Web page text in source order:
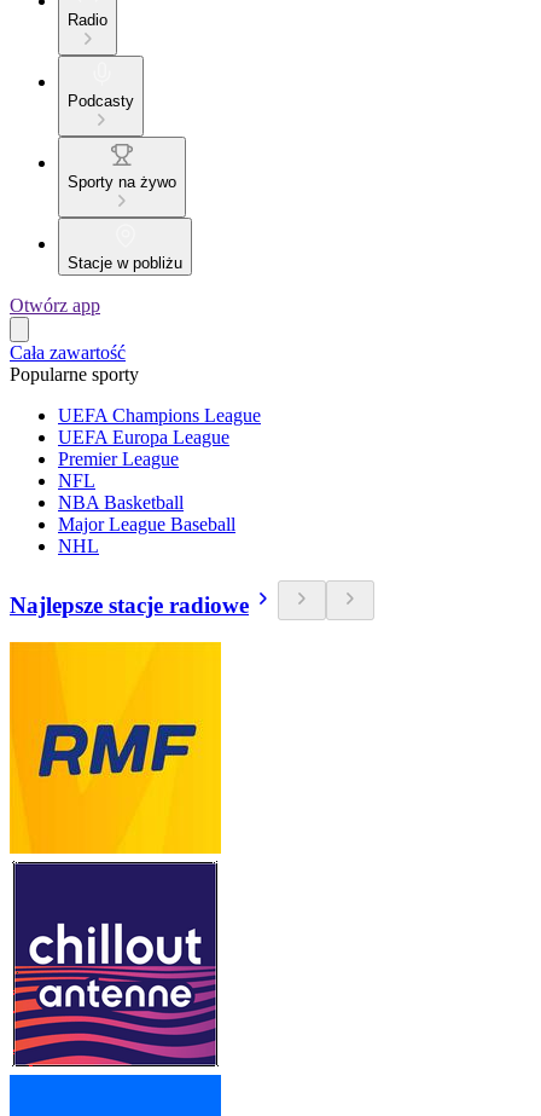
Radio
Podcasty
Sporty na żywo
Stacje w pobliżu
Otwórz app
Cała zawartość
Popularne sporty
UEFA Champions League
UEFA Europa League
Premier League
NFL
NBA Basketball
Major League Baseball
NHL
Najlepsze stacje radiowe